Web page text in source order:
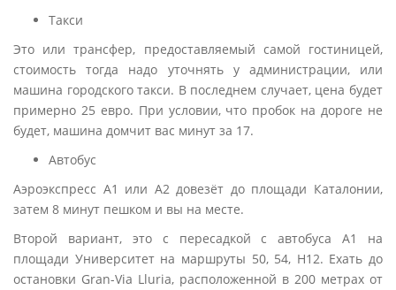
Такси
Это или трансфер, предоставляемый самой гостиницей,
стоимость тогда надо уточнять у администрации, или
машина городского такси. В последнем случает, цена будет
примерно 25 евро. При условии, что пробок на дороге не
будет, машина домчит вас минут за 17.
Автобус
Аэроэкспресс А1 или А2 довезёт до площади Каталонии,
затем 8 минут пешком и вы на месте.
Второй вариант, это с пересадкой с автобуса А1 на
площади Университет на маршруты 50, 54, H12. Ехать до
остановки Gran-Via Lluria, расположенной в 200 метрах от